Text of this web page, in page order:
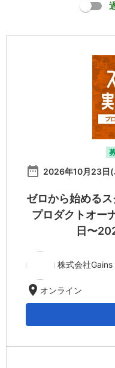
date_range 2026年10月23日
ゼロから始める
プロダクトオー
日〜
株式会社Gains
location_on オンライン